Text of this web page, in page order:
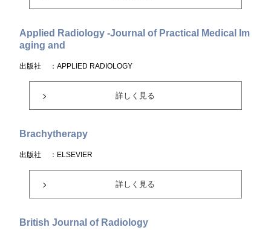
Applied Radiology -Journal of Practical Medical Im
aging and
出版社 ：APPLIED RADIOLOGY
詳しく見る
Brachytherapy
出版社 ：ELSEVIER
詳しく見る
British Journal of Radiology